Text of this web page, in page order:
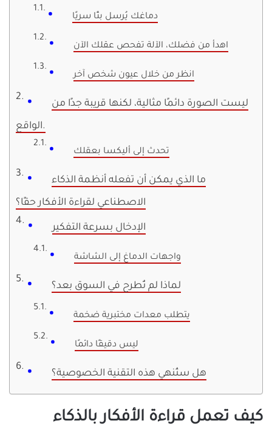
دماغك يُرسل بثًا سريًا
اهدأ من فضلك، الآلة تفحص عقلك الآن
انظر من خلال عيون شخص آخر
ليست الصورة دائمًا مثالية، لكنها قريبة جدًا من
الواقع.
تحدث إلى أليكسا بعقلك
ما الذي يمكن أن تفعله أنظمة الذكاء
الاصطناعي لقراءة الأفكار حقًا؟
الإدخال بسرعة التفكير
واجهات الدماغ إلى الشاشة
لماذا لم تُطرح في السوق بعد؟
يتطلب معدات مختبرية ضخمة
ليس دقيقًا دائمًا
هل ستُنهي هذه التقنية الخصوصية؟
كيف تعمل قراءة الأفكار بالذكاء